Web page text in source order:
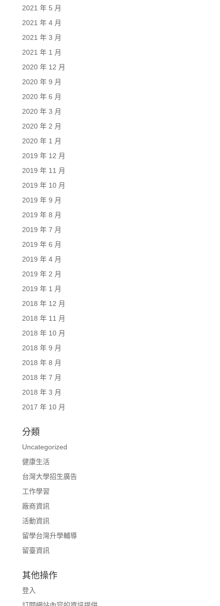
2021 年 5 月
2021 年 4 月
2021 年 3 月
2021 年 1 月
2020 年 12 月
2020 年 9 月
2020 年 6 月
2020 年 3 月
2020 年 2 月
2020 年 1 月
2019 年 12 月
2019 年 11 月
2019 年 10 月
2019 年 9 月
2019 年 8 月
2019 年 7 月
2019 年 6 月
2019 年 4 月
2019 年 2 月
2019 年 1 月
2018 年 12 月
2018 年 11 月
2018 年 10 月
2018 年 9 月
2018 年 8 月
2018 年 7 月
2018 年 3 月
2017 年 10 月
分類
Uncategorized
健康生活
台灣大學招生廣告
工作學習
廠商資訊
活動資訊
留學台灣升學輔導
留臺資訊
其他操作
登入